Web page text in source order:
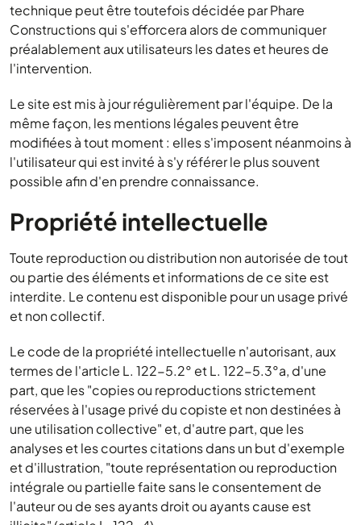
technique peut être toutefois décidée par Phare
Constructions qui s'efforcera alors de communiquer
préalablement aux utilisateurs les dates et heures de
l'intervention.
Le site est mis à jour régulièrement par l'équipe. De la
même façon, les mentions légales peuvent être
modifiées à tout moment : elles s'imposent néanmoins à
l'utilisateur qui est invité à s'y référer le plus souvent
possible afin d'en prendre connaissance.
Propriété intellectuelle
Toute reproduction ou distribution non autorisée de tout
ou partie des éléments et informations de ce site est
interdite. Le contenu est disponible pour un usage privé
et non collectif.
Le code de la propriété intellectuelle n'autorisant, aux
termes de l'article L. 122-5.2° et L. 122-5.3°a, d'une
part, que les "copies ou reproductions strictement
réservées à l'usage privé du copiste et non destinées à
une utilisation collective" et, d'autre part, que les
analyses et les courtes citations dans un but d'exemple
et d'illustration, "toute représentation ou reproduction
intégrale ou partielle faite sans le consentement de
l'auteur ou de ses ayants droit ou ayants cause est